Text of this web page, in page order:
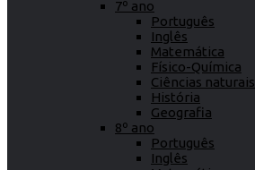
7º ano
Português
Inglês
Matemática
Físico-Química
Ciências naturais
História
Geografia
8º ano
Português
Inglês